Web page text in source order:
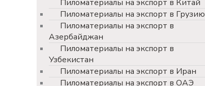
Пиломатериалы на экспорт в Китай
Пиломатериалы на экспорт в Грузию
Пиломатериалы на экспорт в
Азербайджан
Пиломатериалы на экспорт в
Узбекистан
Пиломатериалы на экспорт в Иран
Пиломатериалы на экспорт в ОАЭ